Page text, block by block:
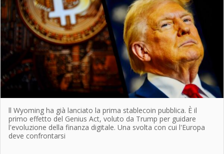
ll Wyoming ha già lanciato la prima stablecoin pubblica. È il
primo effetto del Genius Act, voluto da Trump per guidare
l'evoluzione della finanza digitale. Una svolta con cui l'Europa
deve confrontarsi